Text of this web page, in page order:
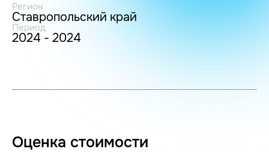
Регион
Ставропольский край
Период
2024 - 2024
Оценка стоимости